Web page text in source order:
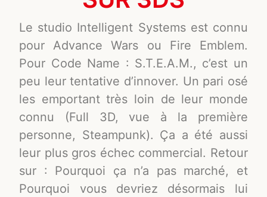
Le studio Intelligent Systems est connu
pour Advance Wars ou Fire Emblem.
Pour Code Name : S.T.E.A.M., c’est un
peu leur tentative d’innover. Un pari osé
les emportant très loin de leur monde
connu (Full 3D, vue à la première
personne, Steampunk). Ça a été aussi
leur plus gros échec commercial. Retour
sur : Pourquoi ça n’a pas marché, et
Pourquoi vous devriez désormais lui